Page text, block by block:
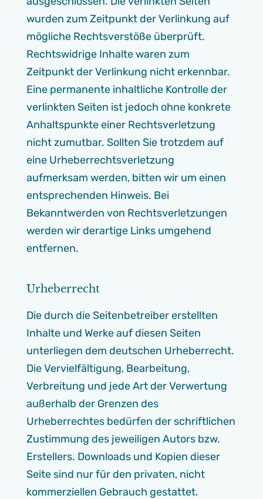
wurden zum Zeitpunkt der Verlinkung auf
mögliche Rechtsverstöße überprüft.
Rechtswidrige Inhalte waren zum
Zeitpunkt der Verlinkung nicht erkennbar.
Eine permanente inhaltliche Kontrolle der
verlinkten Seiten ist jedoch ohne konkrete
Anhaltspunkte einer Rechtsverletzung
nicht zumutbar. Sollten Sie trotzdem auf
eine Urheberrechtsverletzung
aufmerksam werden, bitten wir um einen
entsprechenden Hinweis. Bei
Bekanntwerden von Rechtsverletzungen
werden wir derartige Links umgehend
entfernen.
Urheberrecht
Die durch die Seitenbetreiber erstellten
Inhalte und Werke auf diesen Seiten
unterliegen dem deutschen Urheberrecht.
Die Vervielfältigung, Bearbeitung,
Verbreitung und jede Art der Verwertung
außerhalb der Grenzen des
Urheberrechtes bedürfen der schriftlichen
Zustimmung des jeweiligen Autors bzw.
Erstellers. Downloads und Kopien dieser
Seite sind nur für den privaten, nicht
kommerziellen Gebrauch gestattet.